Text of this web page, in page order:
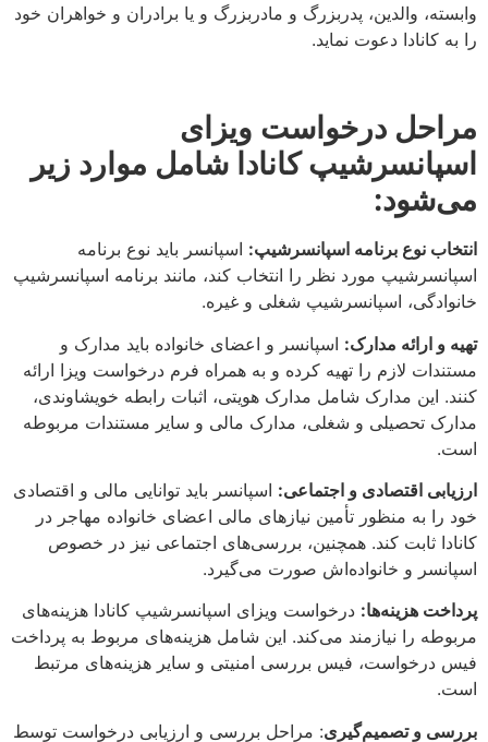
وابسته، والدین، پدربزرگ و مادربزرگ و یا برادران و خواهران خود
را به کانادا دعوت نماید.
مراحل درخواست ویزای
اسپانسرشیپ کانادا شامل موارد زیر
می‌شود:
انتخاب نوع برنامه اسپانسرشیپ: اسپانسر باید نوع برنامه
اسپانسرشیپ مورد نظر را انتخاب کند، مانند برنامه اسپانسرشیپ
خانوادگی، اسپانسرشیپ شغلی و غیره.
تهیه و ارائه مدارک: اسپانسر و اعضای خانواده باید مدارک و
مستندات لازم را تهیه کرده و به همراه فرم درخواست ویزا ارائه
کنند. این مدارک شامل مدارک هویتی، اثبات رابطه خویشاوندی،
مدارک تحصیلی و شغلی، مدارک مالی و سایر مستندات مربوطه
است.
ارزیابی اقتصادی و اجتماعی: اسپانسر باید توانایی مالی و اقتصادی
خود را به منظور تأمین نیازهای مالی اعضای خانواده مهاجر در
کانادا ثابت کند. همچنین، بررسی‌های اجتماعی نیز در خصوص
اسپانسر و خانواده‌اش صورت می‌گیرد.
پرداخت هزینه‌ها: درخواست ویزای اسپانسرشیپ کانادا هزینه‌های
مربوطه را نیازمند می‌کند. این شامل هزینه‌های مربوط به پرداخت
فیس درخواست، فیس بررسی امنیتی و سایر هزینه‌های مرتبط
است.
بررسی و تصمیم‌گیری: مراحل بررسی و ارزیابی درخواست توسط